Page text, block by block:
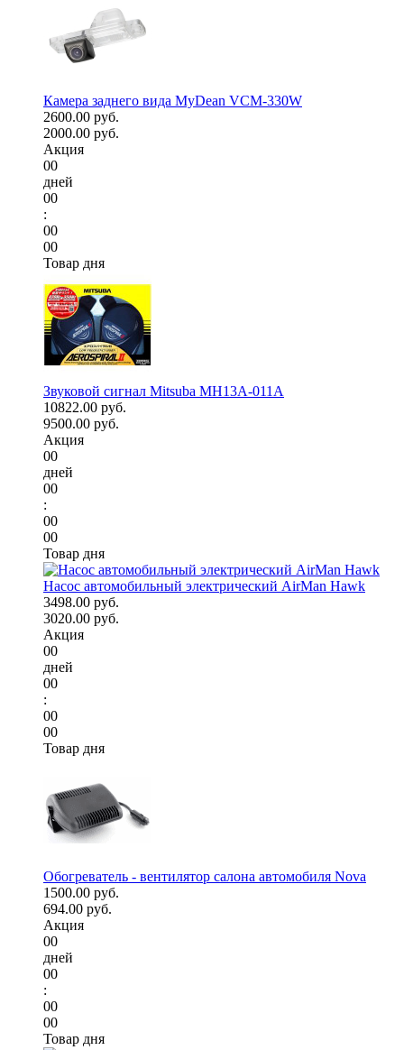
Камера заднего вида MyDean VCM-330W
2600.00 руб.
2000.00 руб.
Акция
00
дней
00
:
00
00
Товар дня
Звуковой сигнал Mitsuba MH13A-011A
10822.00 руб.
9500.00 руб.
Акция
00
дней
00
:
00
00
Товар дня
Насос автомобильный электрический AirMan Hawk
3498.00 руб.
3020.00 руб.
Акция
00
дней
00
:
00
00
Товар дня
Обогреватель - вентилятор салона автомобиля Nova
1500.00 руб.
694.00 руб.
Акция
00
дней
00
:
00
00
Товар дня